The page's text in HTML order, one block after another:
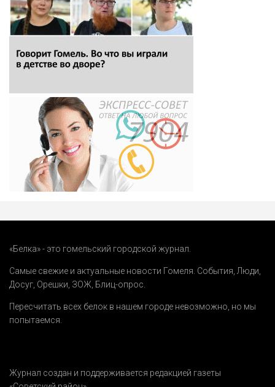
«Белка» - это гомельский городской журнал.
Самые свежие и актуальные новости Гомеля. События,Люди,
Досуг, Орешки, ЗОЖ, Блиц-опрос.
Пересчитать всех белок в нашем городе невозможно, но мы
попытаемся.
Журнал создан и поддерживается редакцией газеты